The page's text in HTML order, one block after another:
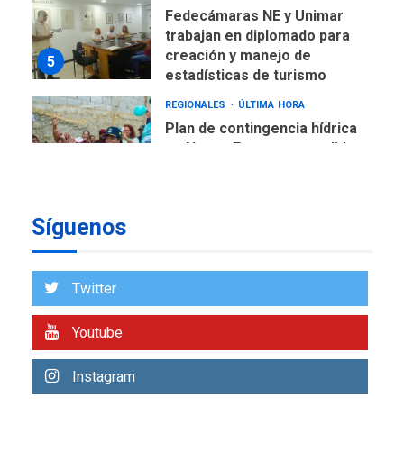
5
Fedecámaras NE y Unimar
trabajan en diplomado para
creación y manejo de
estadísticas de turismo
REGIONALES ÚLTIMA HORA
Plan de contingencia hídrica
en Nueva Esparta consolida
7
Síguenos
Twitter
Youtube
Instagram